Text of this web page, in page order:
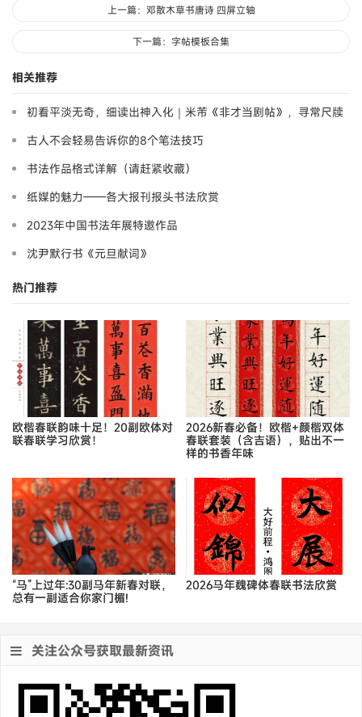
上一篇：邓散木草书唐诗 四屏立轴
下一篇：字帖模板合集
相关推荐
初看平淡无奇，细读出神入化｜米芾《非才当剧帖》，寻常尺牍
藏大道
古人不会轻易告诉你的8个笔法技巧
书法作品格式详解（请赶紧收藏）
纸媒的魅力——各大报刊报头书法欣赏
2023年中国书法年展特邀作品
沈尹默行书《元旦献词》
热门推荐
欧楷春联韵味十足！20副欧体对
联春联学习欣赏！
2026新春必备！欧楷+颜楷双体
春联套装（含吉语），贴出不一
样的书香年味
“马”上过年:30副马年新春对联，
总有一副适合你家门楣!
2026马年魏碑体春联书法欣赏
关注公众号获取最新资讯